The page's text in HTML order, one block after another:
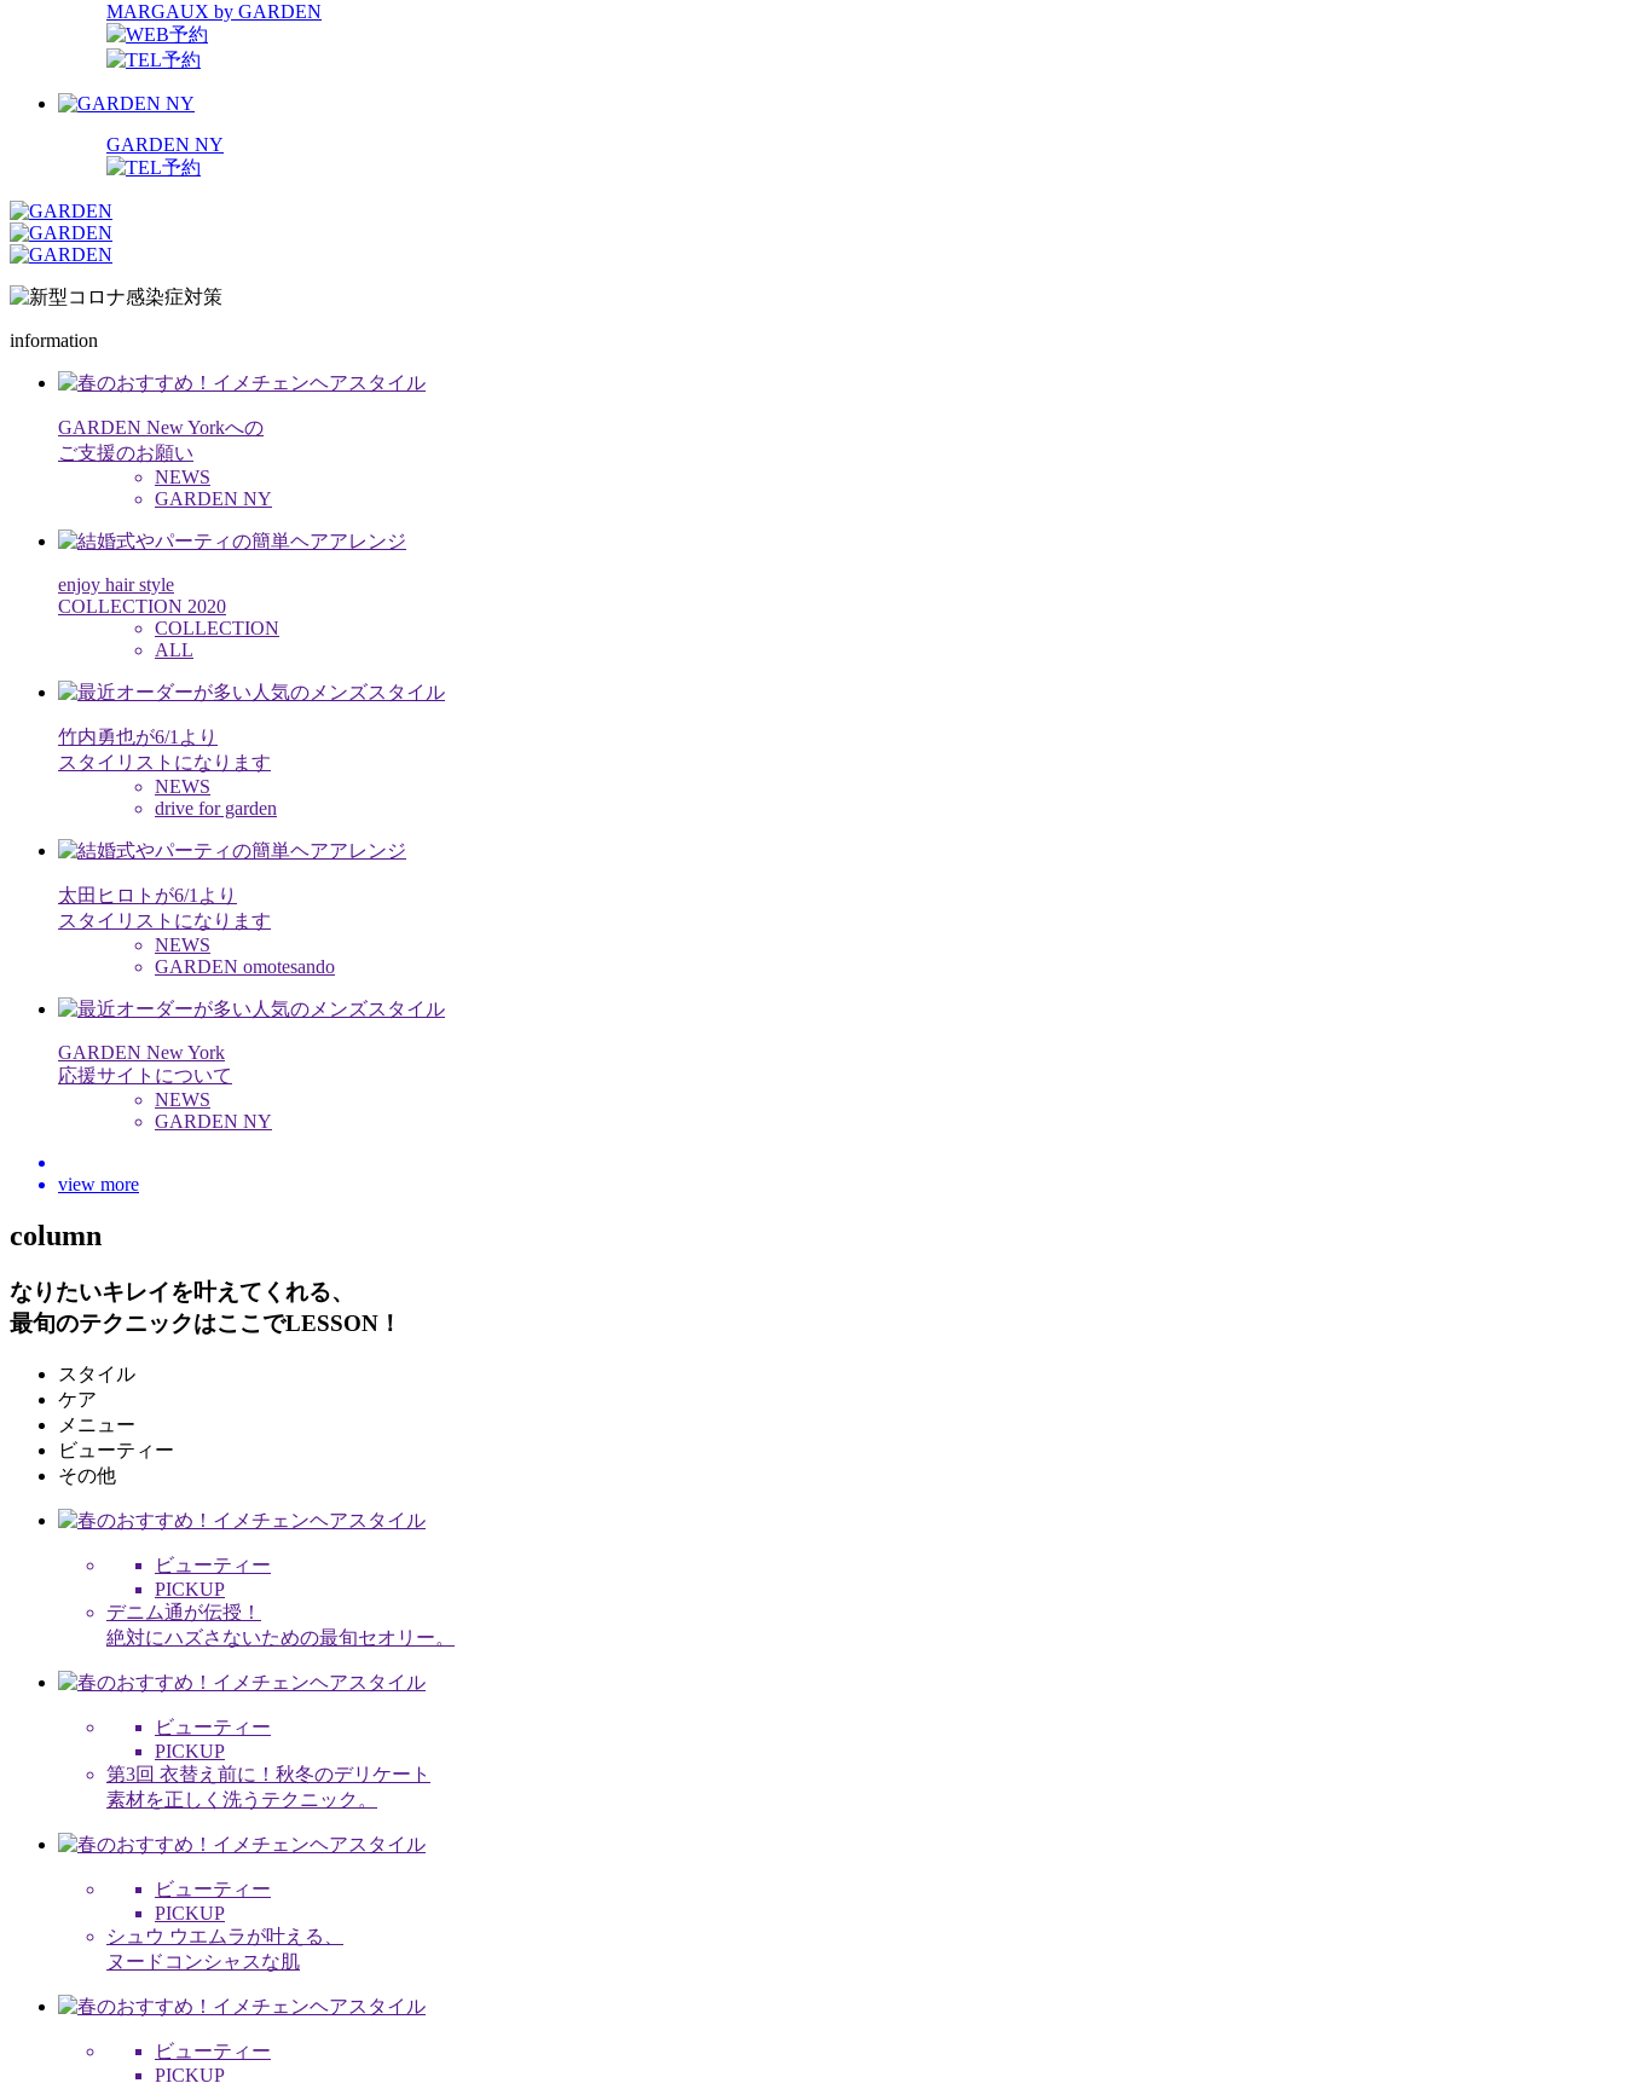
MARGAUX by GARDEN
GARDEN NY
information
GARDEN New Yorkへの
ご支援のお願い
NEWS
GARDEN NY
enjoy hair style
COLLECTION 2020
COLLECTION
ALL
竹内勇也が6/1より
スタイリストになります
NEWS
drive for garden
太田ヒロトが6/1より
スタイリストになります
NEWS
GARDEN omotesando
GARDEN New York
応援サイトについて
NEWS
GARDEN NY
view more
column
なりたいキレイを叶えてくれる、
最旬のテクニックはここでLESSON！
スタイル
ケア
メニュー
ビューティー
その他
ビューティー
PICKUP
デニム通が伝授！
絶対にハズさないための最旬セオリー。
ビューティー
PICKUP
第3回 衣替え前に！秋冬のデリケート
素材を正しく洗うテクニック。
ビューティー
PICKUP
シュウ ウエムラが叶える、
ヌードコンシャスな肌
ビューティー
PICKUP